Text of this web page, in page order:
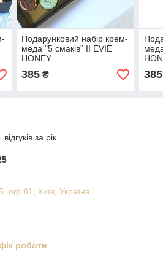
Подарунковий набір крем-
меда "5 смаків" II EVIE
HONEY
385₴ 385
за рік
оф.61, Київ, Україна
роботи